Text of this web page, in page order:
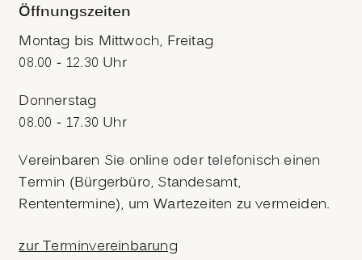
Öffnungszeiten
Montag bis Mittwoch, Freitag
08.00 - 12.30 Uhr
Donnerstag
08.00 - 17.30 Uhr
Vereinbaren Sie online oder telefonisch einen
Termin (Bürgerbüro, Standesamt,
Rententermine), um Wartezeiten zu vermeiden.
zur Terminvereinbarung